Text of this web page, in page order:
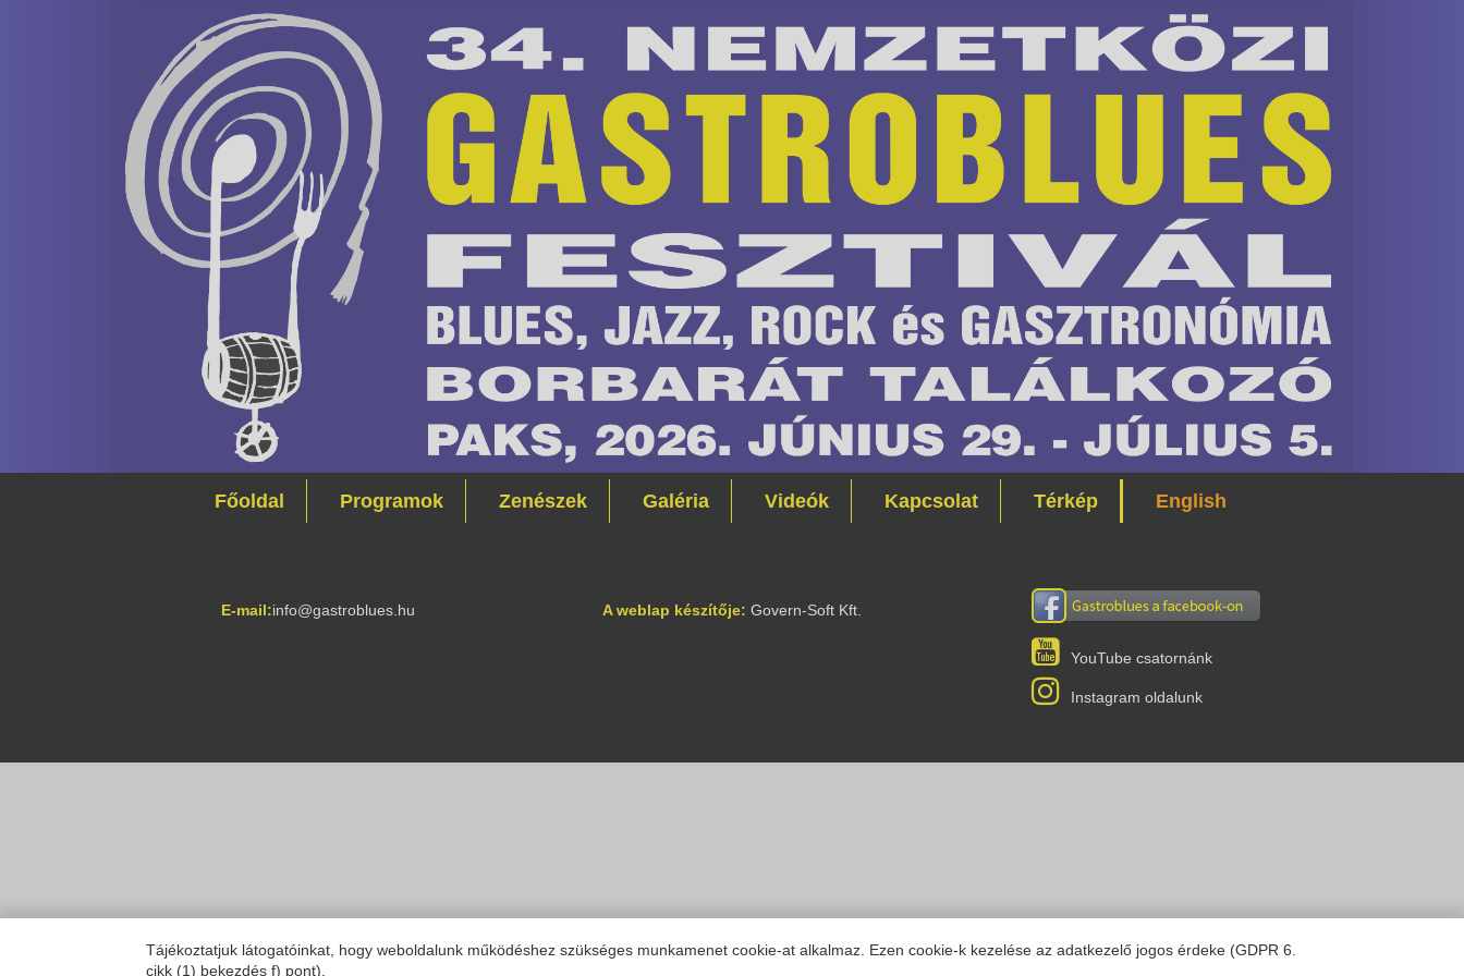
Főoldal Programok Zenészek Galéria Videók Kapcsolat Térkép English
E-mail:info@gastroblues.hu A weblap készítője: Govern-Soft Kft.
YouTube csatornánk
Instagram oldalunk
Tájékoztatjuk látogatóinkat, hogy weboldalunk működéshez szükséges munkamenet cookie-at alkalmaz. Ezen cookie-k kezelése az adatkezelő jogos érdeke (GDPR 6.
cikk (1) bekezdés f) pont).